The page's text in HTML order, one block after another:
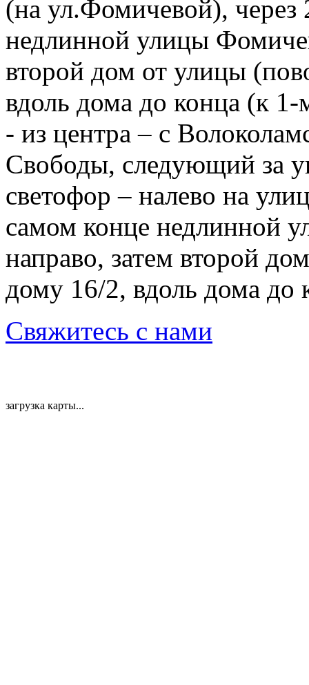
(на ул.Фомичевой),
недлинной улицы
второй дом от улицы
вдоль дома до конца (к
- из центра – с
Свободы, следующий за
светофор – налево на
самом конце недлинной
направо, затем второй
дому 16/2, вдоль дома
Свяжитесь с нами
загрузка карты...